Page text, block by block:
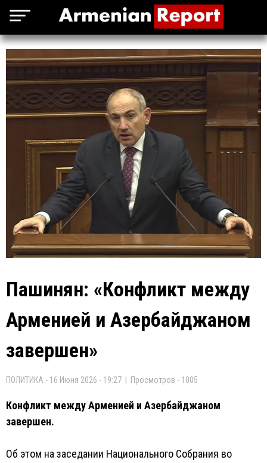
Пашинян: «Конфликт между
Арменией и Азербайджаном
завершен»
ПОЛИТИКА - 16 Июня 2026 - 19:27 | Просмотров - 1005
Конфликт между Арменией и Азербайджаном
завершен.
Об этом на заседании Национального Собрания во